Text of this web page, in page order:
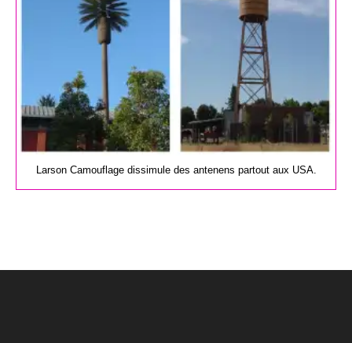
Larson Camouflage dissimule des antenens partout aux USA.